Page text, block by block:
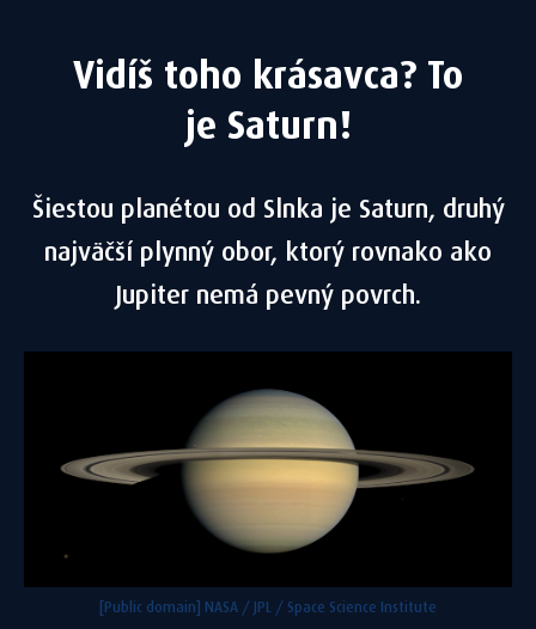
Vidíš toho krásavca? To
je Saturn!
Šiestou planétou od Slnka je Saturn, druhý
najväčší plynný obor, ktorý rovnako ako
Jupiter nemá pevný povrch.
[Public domain] NASA / JPL / Space Science Institute